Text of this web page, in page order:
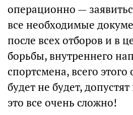
операционно —
все необходимые
после всех отборов и в
борьбы, внутреннего
спортсмена, всего
будет не будет,
это все очень сложно!